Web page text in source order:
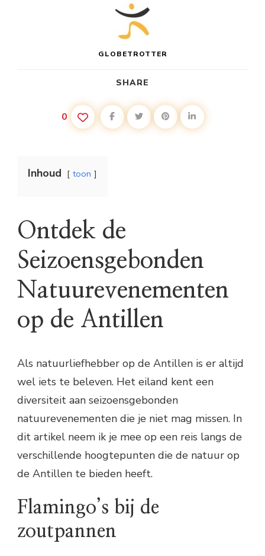
GLOBETROTTER
SHARE
0
Inhoud toon
Ontdek de
Seizoensgebonden
Natuurevenementen
op de Antillen
Als natuurliefhebber op de Antillen is er altijd
wel iets te beleven. Het eiland kent een
diversiteit aan seizoensgebonden
natuurevenementen die je niet mag missen. In
dit artikel neem ik je mee op een reis langs de
verschillende hoogtepunten die de natuur op
de Antillen te bieden heeft.
Flamingo’s bij de
zoutpannen